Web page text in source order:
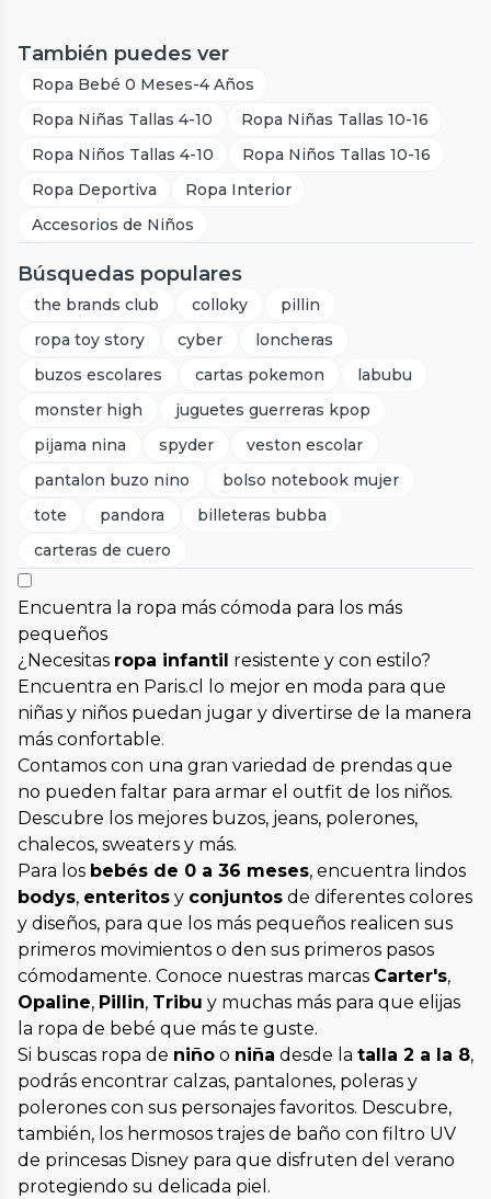
También puedes ver
Ropa Bebé 0 Meses-4 Años
Ropa Niñas Tallas 4-10
Ropa Niñas Tallas 10-16
Ropa Niños Tallas 4-10
Ropa Niños Tallas 10-16
Ropa Deportiva
Ropa Interior
Accesorios de Niños
Búsquedas populares
the brands club colloky
pillin
ropa toy story
cyber
loncheras
buzos escolares
cartas pokemon
labubu
monster high
juguetes guerreras kpop
pijama nina
spyder
veston escolar
pantalon buzo nino
bolso notebook mujer
tote
pandora
billeteras bubba
carteras de cuero
Encuentra la ropa más cómoda para los más
pequeños
¿Necesitas ropa infantil resistente y con estilo?
Encuentra en Paris.cl lo mejor en moda para que
niñas y niños puedan jugar y divertirse de la manera
más confortable.
Contamos con una gran variedad de prendas que
no pueden faltar para armar el outfit de los niños.
Descubre los mejores buzos, jeans, polerones,
chalecos, sweaters y más.
Para los bebés de 0 a 36 meses, encuentra lindos
bodys, enteritos y conjuntos de diferentes colores
y diseños, para que los más pequeños realicen sus
primeros movimientos o den sus primeros pasos
cómodamente. Conoce nuestras marcas Carter's,
Opaline, Pillin, Tribu y muchas más para que elijas
la ropa de bebé que más te guste.
Si buscas ropa de niño o niña desde la talla 2 a la 8,
podrás encontrar calzas, pantalones, poleras y
polerones con sus personajes favoritos. Descubre,
también, los hermosos trajes de baño con filtro UV
de princesas Disney para que disfruten del verano
protegiendo su delicada piel.